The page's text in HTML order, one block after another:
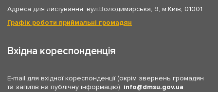
Адреса для листування: вул.Володимирська, 9, м.Київ, 01001
Графік роботи приймальні громадян
Вхідна кореспонденція
E-mail для вхідної кореспонденції (окрім звернень громадян
та запитів на публічну інформацію): info dmsu.gov.ua